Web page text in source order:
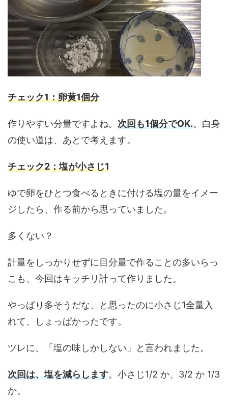
チェック1：卵黄1個分
作りやすい分量ですよね。 次回も1個分でOK.。白身
の使い道は、あとで考えます。
チェック2：塩が小さじ1
ゆで卵をひとつ食べるときに付ける塩の量をイメー
ジしたら、作る前から思っていました。
多くない？
計量をしっかりせずに目分量で作ることの多いらっ
こも、今回はキッチリ計って作りました。
やっぱり多そうだな、と思ったのに小さじ1全量入
れて、しょっぱかったです。
ツレに、「塩の味しかしない」と言われました。
次回は、塩を減らします。小さじ1/2 か、3/2 か 1/3
か。